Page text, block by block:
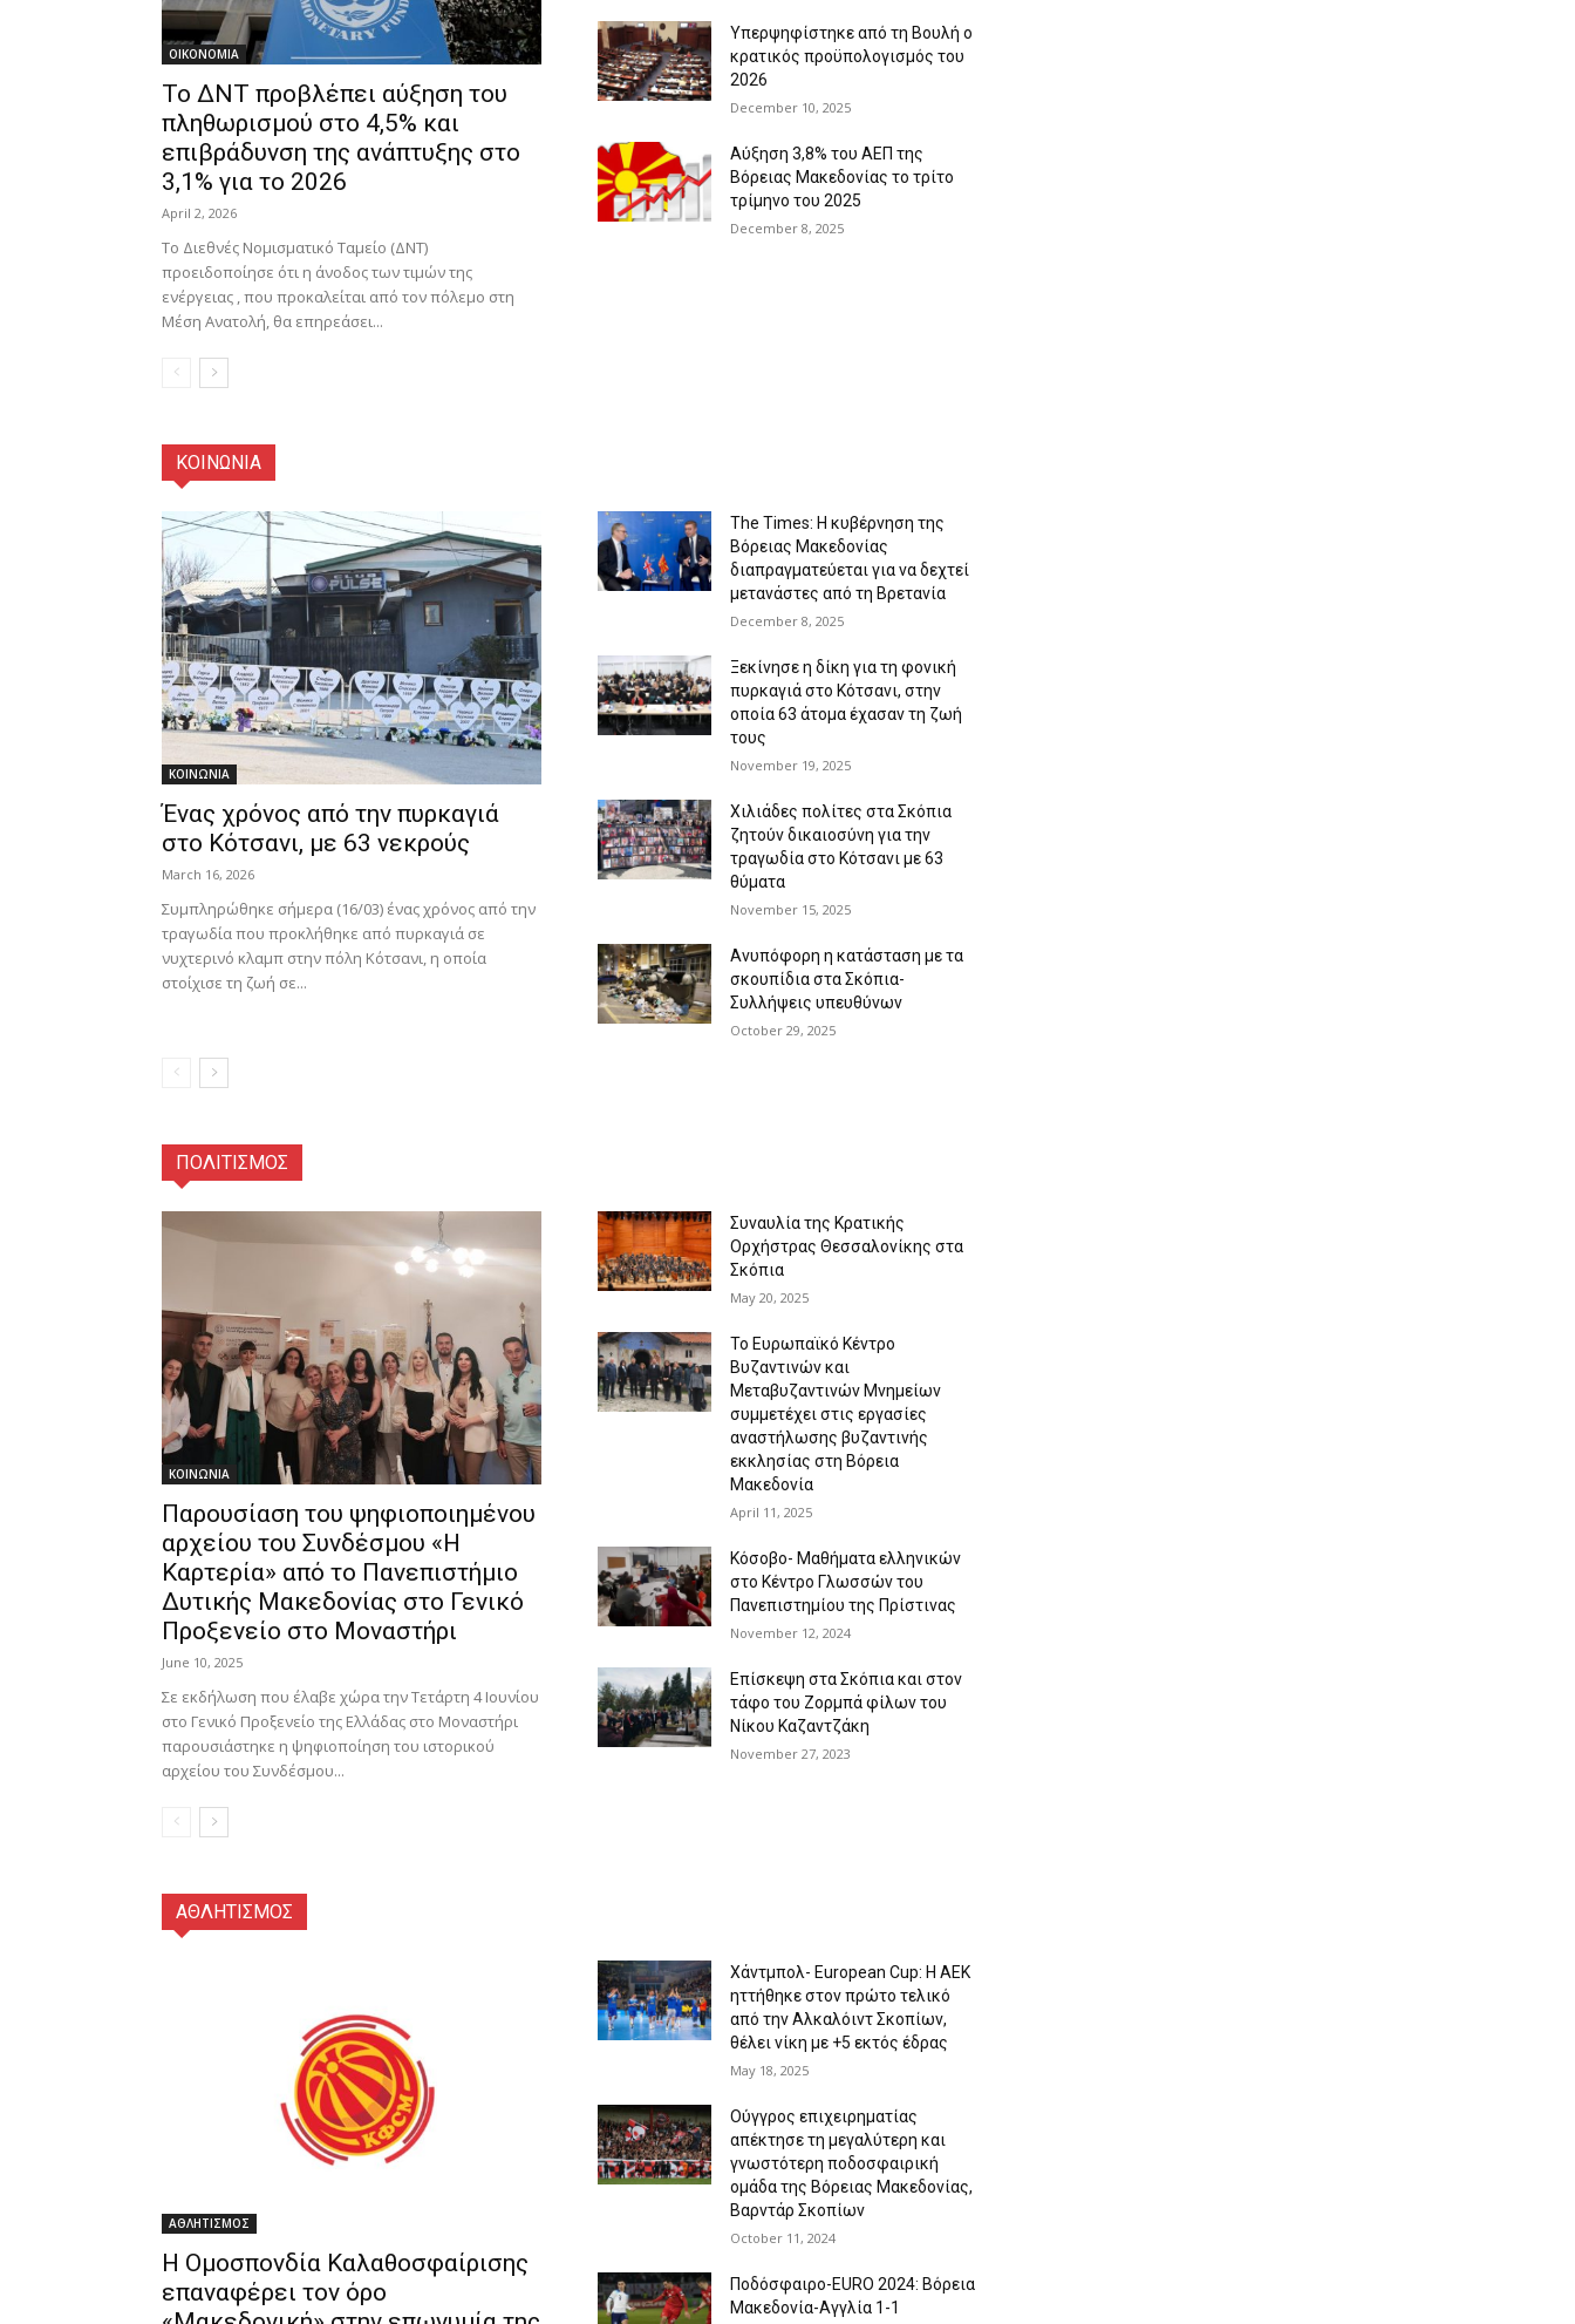
ΟΙΚΟΝΟΜΙΑ
Το ΔΝΤ προβλέπει αύξηση του
πληθωρισμού στο 4,5% και
επιβράδυνση της ανάπτυξης στο
3,1% για το 2026
April 2, 2026
Το Διεθνές Νομισματικό Ταμείο (ΔΝΤ)
προειδοποίησε ότι η άνοδος των τιμών της
ενέργειας , που προκαλείται από τον πόλεμο στη
Μέση Ανατολή, θα επηρεάσει...
Υπερψηφίστηκε από τη Βουλή ο
κρατικός προϋπολογισμός του
2026
December 10, 2025
Αύξηση 3,8% του ΑΕΠ της
Βόρειας Μακεδονίας το τρίτο
τρίμηνο του 2025
December 8, 2025
ΚΟΙΝΩΝΙΑ
ΚΟΙΝΩΝΙΑ
Ένας χρόνος από την πυρκαγιά
στο Κότσανι, με 63 νεκρούς
March 16, 2026
Συμπληρώθηκε σήμερα (16/03) ένας χρόνος από την
τραγωδία που προκλήθηκε από πυρκαγιά σε
νυχτερινό κλαμπ στην πόλη Κότσανι, η οποία
στοίχισε τη ζωή σε...
The Times: Η κυβέρνηση της
Βόρειας Μακεδονίας
διαπραγματεύεται για να δεχτεί
μετανάστες από τη Βρετανία
December 8, 2025
Ξεκίνησε η δίκη για τη φονική
πυρκαγιά στο Κότσανι, στην
οποία 63 άτομα έχασαν τη ζωή
τους
November 19, 2025
Χιλιάδες πολίτες στα Σκόπια
ζητούν δικαιοσύνη για την
τραγωδία στο Κότσανι με 63
θύματα
November 15, 2025
Ανυπόφορη η κατάσταση με τα
σκουπίδια στα Σκόπια-
Συλλήψεις υπευθύνων
October 29, 2025
ΠΟΛΙΤΙΣΜΟΣ
ΚΟΙΝΩΝΙΑ
Παρουσίαση του ψηφιοποιημένου
αρχείου του Συνδέσμου «Η
Καρτερία» από το Πανεπιστήμιο
Δυτικής Μακεδονίας στο Γενικό
Προξενείο στο Μοναστήρι
June 10, 2025
Σε εκδήλωση που έλαβε χώρα την Τετάρτη 4 Ιουνίου
στο Γενικό Προξενείο της Ελλάδας στο Μοναστήρι
παρουσιάστηκε η ψηφιοποίηση του ιστορικού
αρχείου του Συνδέσμου...
Συναυλία της Κρατικής
Ορχήστρας Θεσσαλονίκης στα
Σκόπια
May 20, 2025
Το Ευρωπαϊκό Κέντρο
Βυζαντινών και
Μεταβυζαντινών Μνημείων
συμμετέχει στις εργασίες
αναστήλωσης βυζαντινής
εκκλησίας στη Βόρεια
Μακεδονία
April 11, 2025
Κόσοβο- Μαθήματα ελληνικών
στο Κέντρο Γλωσσών του
Πανεπιστημίου της Πρίστινας
November 12, 2024
Επίσκεψη στα Σκόπια και στον
τάφο του Ζορμπά φίλων του
Νίκου Καζαντζάκη
November 27, 2023
ΑΘΛΗΤΙΣΜΟΣ
ΑΘΛΗΤΙΣΜΟΣ
Η Ομοσπονδία Καλαθοσφαίρισης
επαναφέρει τον όρο
Χάντμπολ- European Cup: Η ΑΕΚ
ηττήθηκε στον πρώτο τελικό
από την Αλκαλόιντ Σκοπίων,
θέλει νίκη με +5 εκτός έδρας
May 18, 2025
Ούγγρος επιχειρηματίας
απέκτησε τη μεγαλύτερη και
γνωστότερη ποδοσφαιρική
ομάδα της Βόρειας Μακεδονίας,
Βαρντάρ Σκοπίων
October 11, 2024
Ποδόσφαιρο-EURO 2024: Βόρεια
Μακεδονία-Αγγλία 1-1